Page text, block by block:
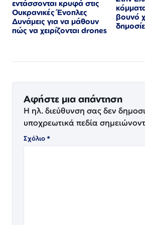
εντάσσονται κρυφά στις
Ουκρανικές Ένοπλες
Δυνάμεις για να μάθουν
πώς να χειρίζονται drones
βουνό
Αφήστε μια απάντηση
Η ηλ. διεύθυνση σας δεν
υποχρεωτικά πεδία
Σχόλιο*